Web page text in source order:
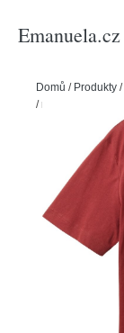
Emanuela.cz
Domů / Produkty /
/ rezavě červená